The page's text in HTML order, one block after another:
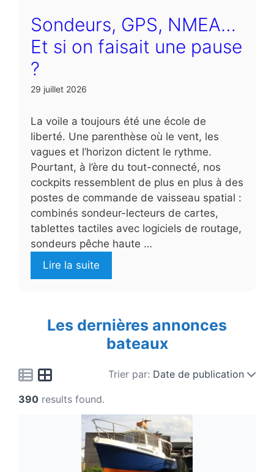
Sondeurs, GPS, NMEA…
Et si on faisait une pause
?
29 juillet 2026
La voile a toujours été une école de
liberté. Une parenthèse où le vent, les
vagues et l’horizon dictent le rythme.
Pourtant, à l’ère du tout-connecté, nos
cockpits ressemblent de plus en plus à des
postes de commande de vaisseau spatial :
combinés sondeur-lecteurs de cartes,
tablettes tactiles avec logiciels de routage,
sondeurs pêche haute …
Lire la suite
Les dernières annonces
bateaux
Trier par: Date de publication
390 results found.